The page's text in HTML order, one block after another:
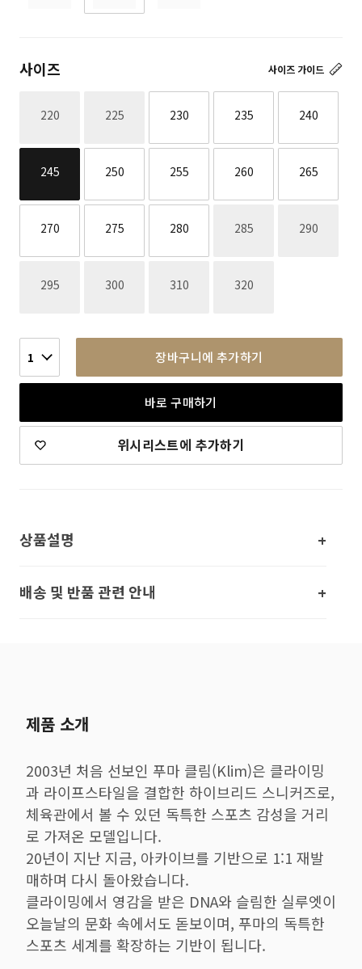
사이즈 가이드
사이즈
220재고없음 225재고없음 230 235 240
245 250 255 260 265
270 275 280 285재고없음 290재고없음
295재고없음 300재고없음 310재고없음 320재고없음
1 장바구니에 추가하기
바로 구매하기
위시리스트에 추가하기
상품설명
배송 및 반품 관련 안내
제품 소개
2003년 처음 선보인 푸마 클림(Klim)은 클라이밍
과 라이프스타일을 결합한 하이브리드 스니커즈로,
체육관에서 볼 수 있던 독특한 스포츠 감성을 거리
로 가져온 모델입니다.
20년이 지난 지금, 아카이브를 기반으로 1:1 재발
매하며 다시 돌아왔습니다.
클라이밍에서 영감을 받은 DNA와 슬림한 실루엣이
오늘날의 문화 속에서도 돋보이며, 푸마의 독특한
스포츠 세계를 확장하는 기반이 됩니다.